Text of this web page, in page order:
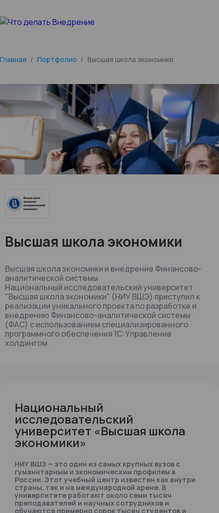
Главная / Портфолио / Высшая школа экономики
Высшая школа экономики
Высшая школа экономики и внедрение Финансово-
аналитической системы
Национальный исследовательский университет
"Высшая школа экономики" (НИУ ВШЭ) приступил к
реализации уникального проекта по разработке и
внедрению Финансово-аналитической системы
(ФАС) с использованием специализированного
программного обеспечения 1С:Управление
холдингом.
Национальный
исследовательский
университет «Высшая школа
экономики»
НИУ ВШЭ — это один из самых крупных вузов с
гуманитарным и экономическим профилем в
России. Этот учебный центр известен как внутри
страны, так и на международной арене. В
университете работают около семи тысяч
преподавателей и научных сотрудников и
обучаются примерно сорок тысяч студентов и